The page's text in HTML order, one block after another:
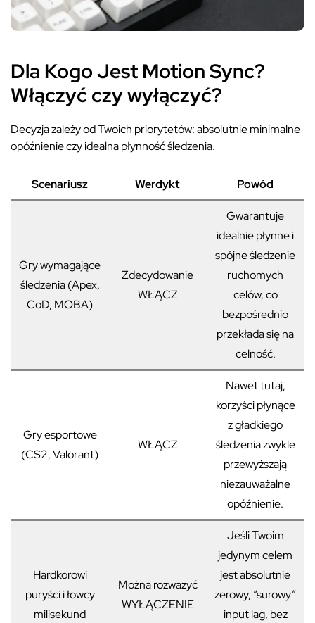
Dla Kogo Jest Motion Sync?
Włączyć czy wyłączyć?
Decyzja zależy od Twoich priorytetów: absolutnie minimalne
opóźnienie czy idealna płynność śledzenia.
Scenariusz Werdykt Powód
Gry wymagające
śledzenia (Apex,
CoD, MOBA)
Zdecydowanie
WŁĄCZ
Gwarantuje
idealnie płynne i
spójne śledzenie
ruchomych
celów, co
bezpośrednio
przekłada się na
celność.
Gry esportowe
(CS2, Valorant)
WŁĄCZ
Nawet tutaj,
korzyści płynące
z gładkiego
śledzenia zwykle
przewyższają
niezauważalne
opóźnienie.
Hardkorowi
puryści i łowcy
milisekund
Można rozważyć
WYŁĄCZENIE
Jeśli Twoim
jedynym celem
jest absolutnie
zerowy, “surowy”
input lag, bez